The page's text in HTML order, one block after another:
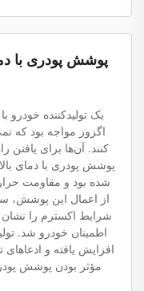
پوشش پودری با
یک تولیدکننده
اگزوز مواجه بود که
کنند. آن‌ها برای
پوشش پودری با دمای
شده بود و مقاومت
از اعمال این پوشش،
شرایط اکسترم را نشان
اطمینان خودرو شد.
افزایش یافته و
مؤثر بودن پوشش